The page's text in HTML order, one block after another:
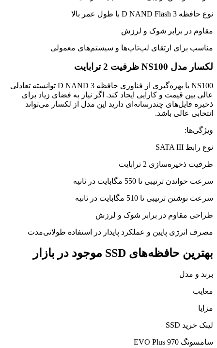
نوع حافظه 3 D NAND Flash با طول عمر بالا
مقاوم در برابر شوک و لرزش
مناسب برای ارتقای لپ‌تاپ‌ها و سیستم‌های معمولی
لکسار مدل NS100 ظرفیت 2 ترابایت
NS100 با بهره‌گیری از فناوری حافظه 3 D NAND توانسته تعادلی
عالی بین قیمت و کارایی ایجاد کند. اگر نیاز به فضای زیاد برای
ذخیره فایل‌های چندرسانه‌ای دارید این مدل از لکسار می‌تواند
انتخابی عالی باشد.
ویژگی‌ها:
نوع رابط SATA III
ظرفیت ذخیره‌سازی 2 ترابایت
سرعت خواندن ترتیبی تا 550 مگابایت در ثانیه
سرعت نوشتن ترتیبی تا 510 مگابایت در ثانیه
طراحی مقاوم در برابر شوک و لرزش
مصرف انرژی پایین و عملکرد پایدار در استفاده طولانی‌مدت
بهترین حافظه‌های SSD موجود در بازار
برند و مدل
معایب
مزایا
لینک خرید SSD
سامسونگ 970 EVO Plus